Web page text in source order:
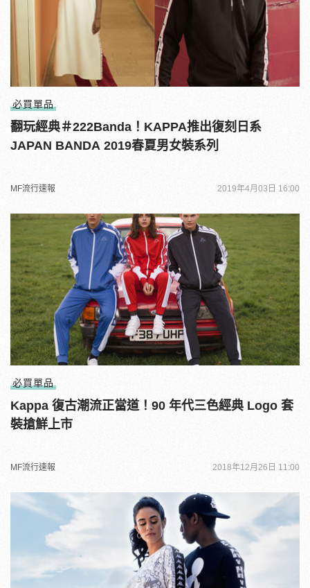
必買單品
翻玩經典＃222Banda！KAPPA推出復刻日系
JAPAN BANDA 2019春夏男女裝系列
MF流行速報 2019年4月03日 16:00
必買單品
Kappa 復古潮流正當道！90 年代三色經典 Logo 套
裝搶鮮上市
MF流行速報 2018年12月26日 11:00